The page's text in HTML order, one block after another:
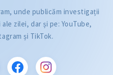
unde publicăm investigații
zilei, dar și pe: YouTube,
și TikTok.